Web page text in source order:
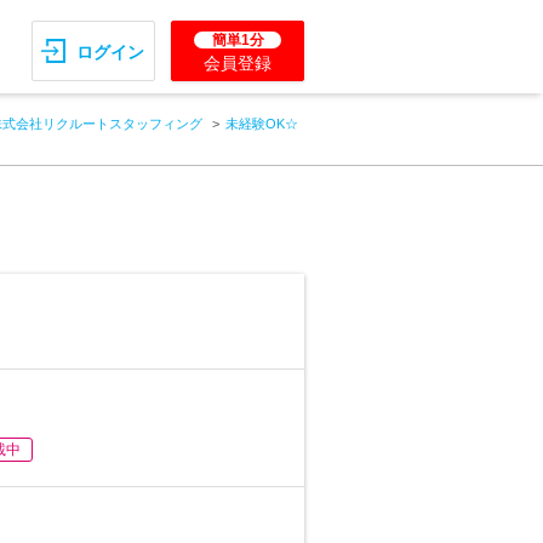
ログイン
簡単1分
会員登録
式会社リクルートスタッフィング
未経験OK☆
中